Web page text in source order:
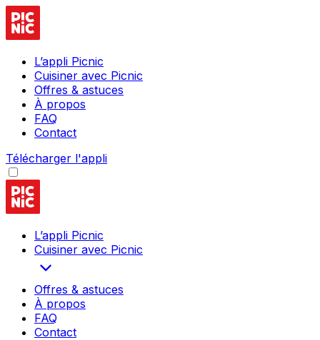
L’appli Picnic
Cuisiner avec Picnic
Offres & astuces
À propos
FAQ
Contact
Télécharger l'appli
L’appli Picnic
Cuisiner avec Picnic
Offres & astuces
À propos
FAQ
Contact